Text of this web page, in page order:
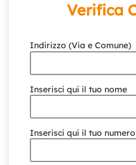
Verifica
Indirizzo (Via e Comune)
Inserisci qui il tuo nome
Inserisci qui il tuo